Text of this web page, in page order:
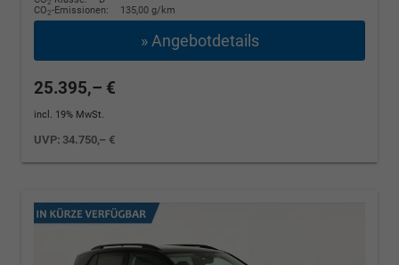
CO2-Emissionen: 135,00 g/km
» Angebotdetails
25.395,– €
incl. 19% MwSt.
UVP: 34.750,– €